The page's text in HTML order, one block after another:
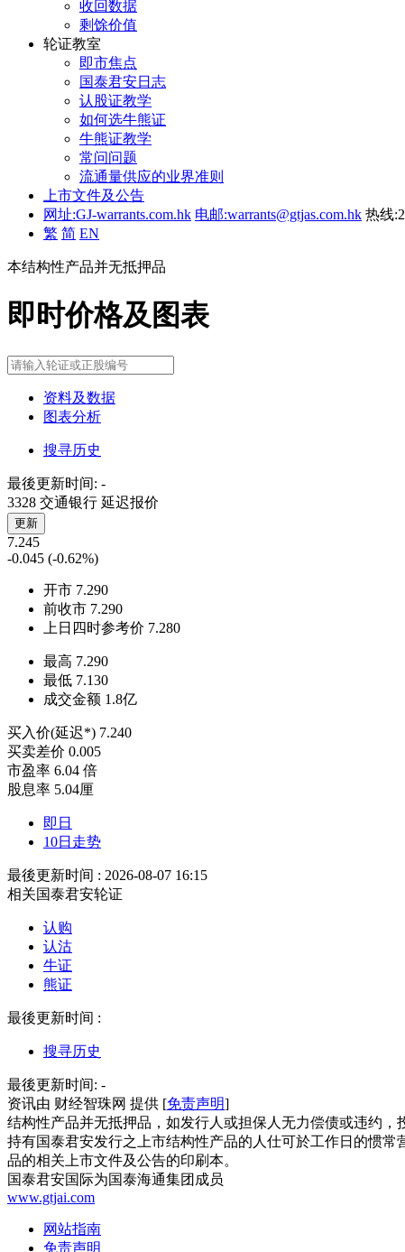
收回数据
剩馀价值
轮证教室
即市焦点
国泰君安日志
认股证教学
如何选牛熊证
牛熊证教学
常问问题
流通量供应的业界准则
上市文件及公告
网址:GJ-warrants.com.hk 电邮:warrants@gtjas.com.hk 热线
繁 简 EN
本结构性产品并无抵押品
即时价格及图表
资料及数据
图表分析
搜寻历史
最後更新时间: -
3328 交通银行 延迟报价
更新
7.245
-0.045 (-0.62%)
开市 7.290
前收市 7.290
上日四时参考价 7.280
最高 7.290
最低 7.130
成交金额 1.8亿
买入价(延迟*) 7.240
买卖差价 0.005
市盈率 6.04 倍
股息率 5.04厘
即日
10日走势
最後更新时间 : 2026-08-07 16:15
相关国泰君安轮证
认购
认沽
牛证
熊证
最後更新时间 :
搜寻历史
最後更新时间: -
资讯由 财经智珠网 提供 [免责声明]
结构性产品并无抵押品，如发行人或担保人无力偿债或违约，
持有国泰君安发行之上市结构性产品的人仕可於工作日的惯
品的相关上市文件及公告的印刷本。
国泰君安国际为国泰海通集团成员
www.gtjai.com
网站指南
免责声明